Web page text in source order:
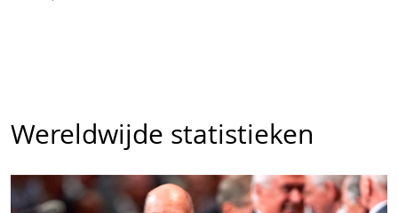
Wereldwijde statistieken